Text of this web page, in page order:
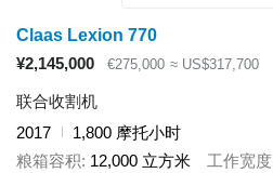
Claas Lexion 770
¥2,145,000
€275,000 ≈ US$317,700
联合收割机
2017
1,800 摩托小时
粮箱容积 12,000 立方米 工作宽度